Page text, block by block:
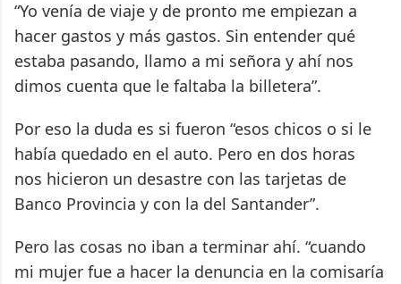
“Yo venía de viaje y de pronto me empiezan a
hacer gastos y más gastos. Sin entender qué
estaba pasando, llamo a mi señora y ahí nos
dimos cuenta que le faltaba la billetera”.
Por eso la duda es si fueron “esos chicos o si le
había quedado en el auto. Pero en dos horas
nos hicieron un desastre con las tarjetas de
Banco Provincia y con la del Santander”.
Pero las cosas no iban a terminar ahí. “cuando
mi mujer fue a hacer la denuncia en la comisaría